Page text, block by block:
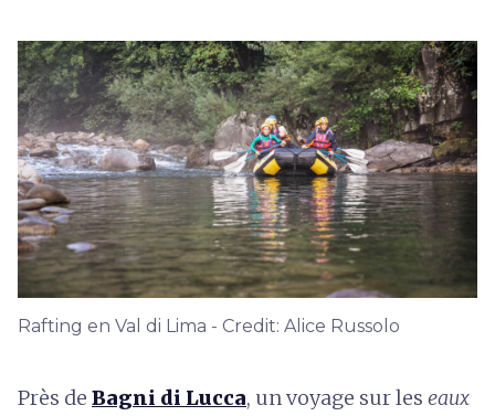
Rafting en Val di Lima - Credit: Alice Russolo
Près de Bagni di Lucca, un voyage sur les eaux